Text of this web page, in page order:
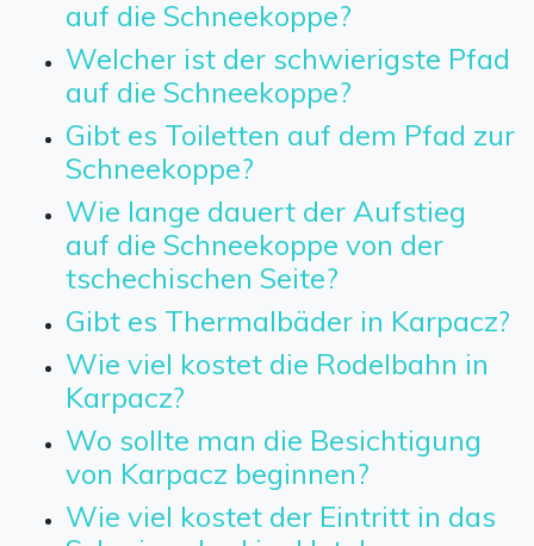
auf die Schneekoppe?
Welcher ist der schwierigste Pfad
auf die Schneekoppe?
Gibt es Toiletten auf dem Pfad zur
Schneekoppe?
Wie lange dauert der Aufstieg
auf die Schneekoppe von der
tschechischen Seite?
Gibt es Thermalbäder in Karpacz?
Wie viel kostet die Rodelbahn in
Karpacz?
Wo sollte man die Besichtigung
von Karpacz beginnen?
Wie viel kostet der Eintritt in das